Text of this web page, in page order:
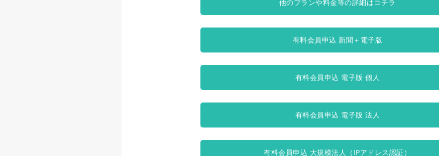
他のプランや料金等の詳細はコチラ
有料会員申込 新聞＋電子版
有料会員申込 電子版 個人
有料会員申込 電子版 法人
有料会員申込 大規模法人（IPアドレス認証）